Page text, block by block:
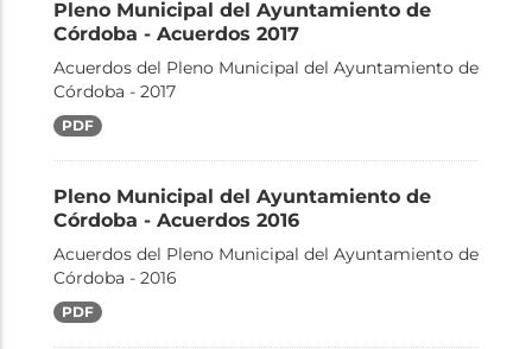
Pleno Municipal del Ayuntamiento de
Córdoba - Acuerdos 2017
Acuerdos del Pleno Municipal del Ayuntamiento de
Córdoba - 2017
PDF
Pleno Municipal del Ayuntamiento de
Córdoba - Acuerdos 2016
Acuerdos del Pleno Municipal del Ayuntamiento de
Córdoba - 2016
PDF